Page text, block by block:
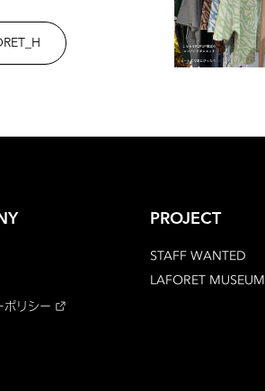
ポリシー
PROJECT
STAFF WANTED
LAFORET MUSEUM